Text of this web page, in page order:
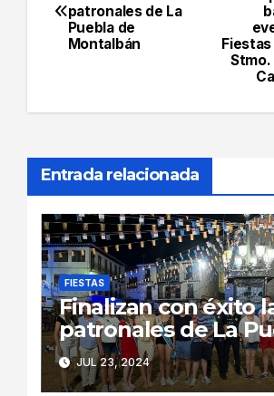
de
patronales de La
Puebla de
Montalbán
Entrada relacionada
FIESTAS
Finalizan con éxito
patronales de La
Montalbán
JUL 23, 2024